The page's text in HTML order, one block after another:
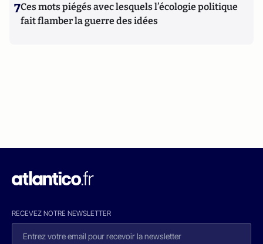
7Ces mots piégés avec lesquels l’écologie politique
fait flamber la guerre des idées
RECEVEZ NOTRE NEWSLETTER